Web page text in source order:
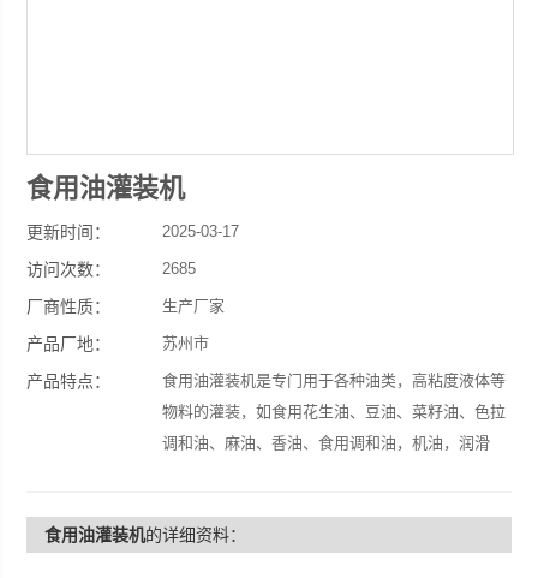
食用油灌装机
更新时间： 2025-03-17
访问次数： 2685
厂商性质： 生产厂家
产品厂地： 苏州市
产品特点：
食用油灌装机是专门用于各种油类，高粘度液体等
物料的灌装，如食用花生油、豆油、菜籽油、色拉
调和油、麻油、香油、食用调和油，机油，润滑
食用油灌装机的详细资料：